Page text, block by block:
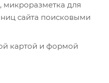
микроразметка для
сайта поисковыми
картой и формой